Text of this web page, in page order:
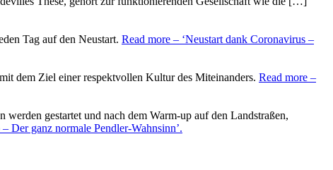
Tag auf den Neustart. Read more – ‘Neustart dank Coronavirus –
dem Ziel einer respektvollen Kultur des Miteinanders. Read more –
gestartet und nach dem Warm-up auf den Landstraßen,
Der ganz normale Pendler-Wahnsinn’.